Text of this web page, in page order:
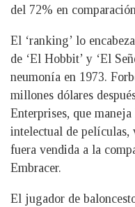
del 72% en
El ‘ranking’ lo
de ‘El Hobbit’ y ‘El
neumonía en 1973.
millones dólares
Enterprises, que
intelectual de películas,
fuera vendida a la
Embracer.
El jugador de